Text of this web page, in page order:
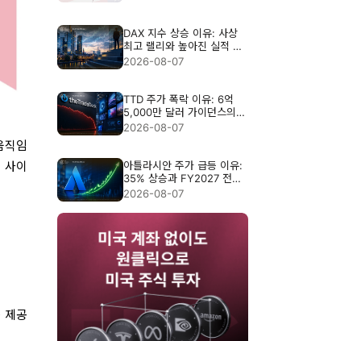
직임
이
제공
DAX 지수 상승 이유: 사상
최고 랠리와 높아진 실적 기
준
2026-08-07
TTD 주가 폭락 이유: 6억
5,000만 달러 가이던스의
충격
2026-08-07
아틀라시안 주가 급등 이유:
35% 상승과 FY2027 전망
분석
2026-08-07